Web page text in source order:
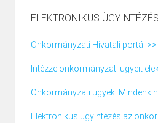
ELEKTRONIKUS ÜGYINTÉZÉS
Önkormányzati Hivatali portál >>
Intézze önkormányzati ügyeit
Önkormányzati ügyek.
Elektronikus ügyintézés az